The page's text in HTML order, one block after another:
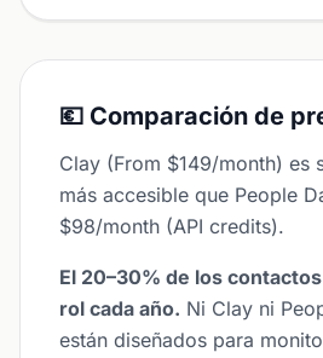
💶 Comparación de
Clay (From $149/month) es
más accesible que People
$98/month (API credits).
El 20–30% de los
rol cada año. Ni Clay ni
están diseñados para